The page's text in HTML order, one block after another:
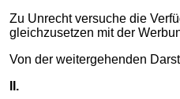
Zu Unrecht versuche die
gleichzusetzen mit der
Von der weitergehenden
II.